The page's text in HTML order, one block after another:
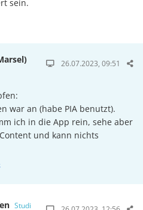
sein.
26.07.2023, 09:51
war an (habe PIA benutzt).
ich in die App rein, sehe aber
und kann nichts
Studi